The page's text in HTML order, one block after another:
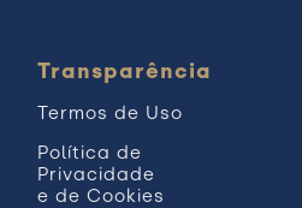
Transparência
Termos de Uso
Política de
Privacidade
e de Cookies